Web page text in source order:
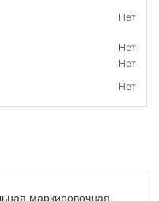
Нет
Нет
Нет
Нет
маркировочная